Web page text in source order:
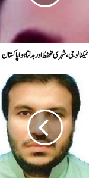
ٹیکنالوجی، شہری تحفظ اور بدلتا ہوا پاکستان